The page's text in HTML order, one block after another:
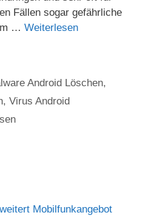
Fällen sogar gefährliche
… Weiterlesen
Android Löschen,
, Virus Android
Mobilfunkangebot